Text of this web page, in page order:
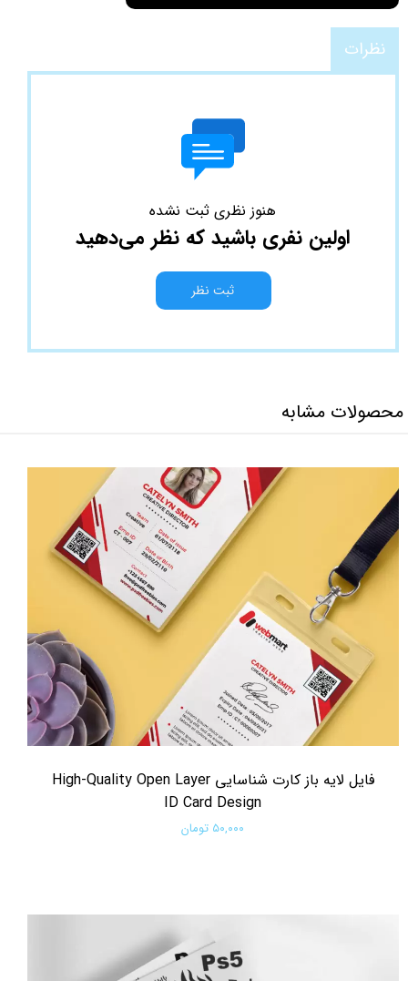
نظرات
هنوز نظری ثبت نشده
اولین نفری باشید که نظر می‌دهید
ثبت نظر
محصولات مشابه
فایل لایه باز کارت شناسایی High-Quality Open Layer
ID Card Design
۵۰,۰۰۰ تومان